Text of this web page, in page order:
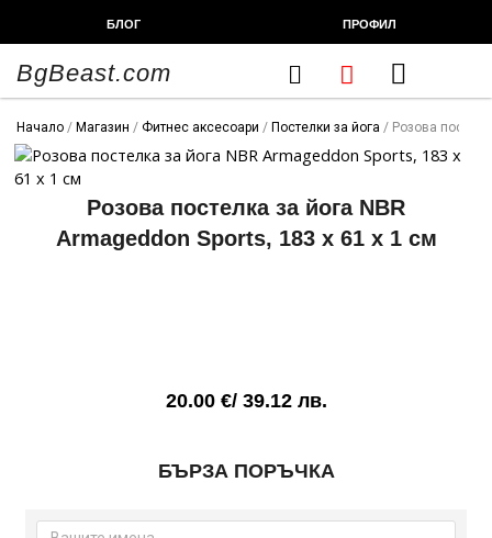
БЛОГ ПРОФИЛ
BgBeast.com Cart
Начало / Магазин / Фитнес аксесоари / Постелки за йога / Розова
Розова постелка за йога NBR
Armageddon Sports, 183 x 61 x 1 см
20.00 €/ 39.12 лв.
постелка
БЪРЗА ПОРЪЧКА